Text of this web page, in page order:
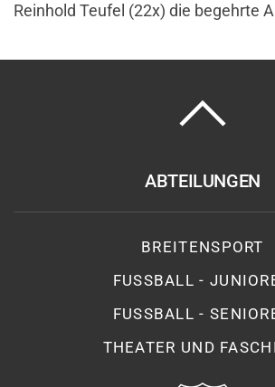
Reinhold Teufel (22x) die begehrte
ABTEILUNGEN
BREITENSPORT
FUSSBALL -
FUSSBALL -
THEATER UND